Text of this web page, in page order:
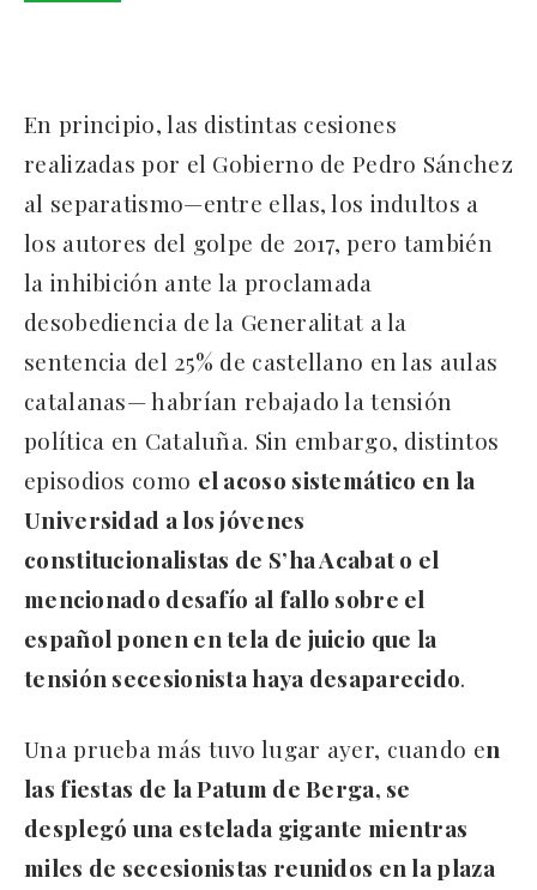
En principio, las distintas cesiones
realizadas por el Gobierno de Pedro Sánchez
al separatismo—entre ellas, los indultos a
los autores del golpe de 2017, pero también
la inhibición ante la proclamada
desobediencia de la Generalitat a la
sentencia del 25% de castellano en las aulas
catalanas— habrían rebajado la tensión
política en Cataluña. Sin embargo, distintos
episodios como el acoso sistemático en la
Universidad a los jóvenes
constitucionalistas de S’ha Acabat o el
mencionado desafío al fallo sobre el
español ponen en tela de juicio que la
tensión secesionista haya desaparecido.
Una prueba más tuvo lugar ayer, cuando en
las fiestas de la Patum de Berga, se
desplegó una estelada gigante mientras
miles de secesionistas reunidos en la plaza